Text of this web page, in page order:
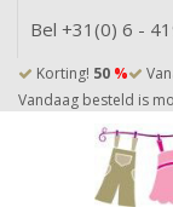
Bel +31(0) 6 -
Korting! 50 %
Vandaag besteld is